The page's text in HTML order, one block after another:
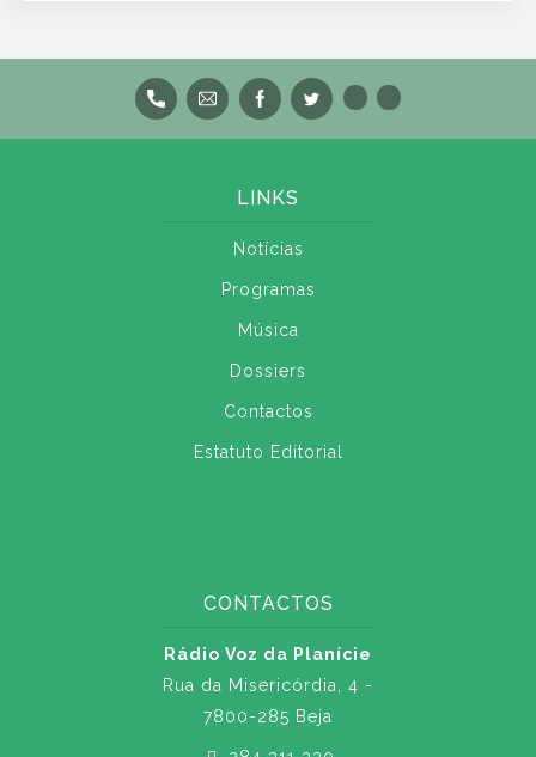
LINKS
Notícias
Programas
Música
Dossiers
Contactos
Estatuto Editorial
CONTACTOS
Rádio Voz da Planície
Rua da Misericórdia, 4 -
7800-285 Beja